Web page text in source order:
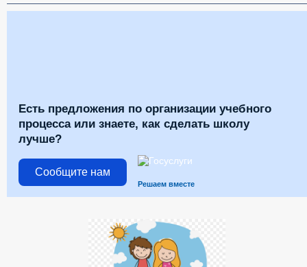
Есть предложения по организации учебного
процесса или знаете, как сделать школу
лучше?
Сообщите нам
Решаем вместе